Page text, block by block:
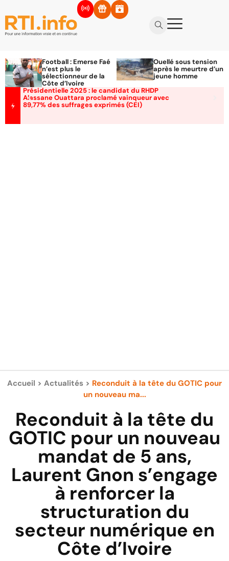
Football : Emerse Faé
n’est plus le
sélectionneur de la
Côte d’Ivoire
Ouellé sous tension
après le meurtre d’un
jeune homme
Présidentielle 2025 : le candidat du RHDP
Alassane Ouattara proclamé vainqueur avec
89,77% des suffrages exprimés (CEI)
Accueil > Actualités > Reconduit à la tête du GOTIC pour
un nouveau ma...
Reconduit à la tête du
GOTIC pour un nouveau
mandat de 5 ans,
Laurent Gnon s’engage
à renforcer la
structuration du
secteur numérique en
Côte d’Ivoire